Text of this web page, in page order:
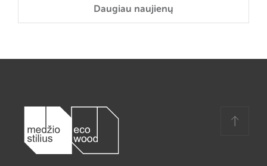
Daugiau naujienų